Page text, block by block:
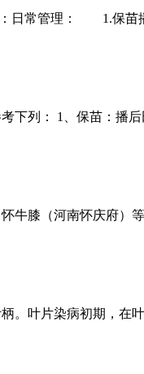
日常管理： 1.保苗
下列： 1、保苗：播
牛膝（河南怀庆府
。叶片染病初期，在